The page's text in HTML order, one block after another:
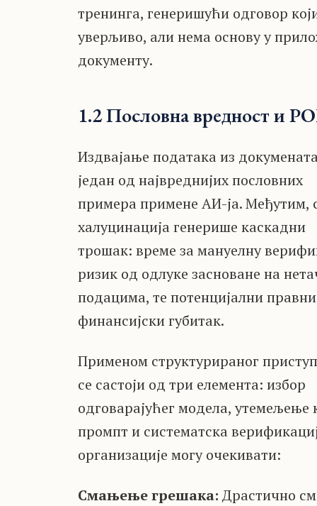
тренинга, генеришући одговор
уверљиво, али нема основу у
документу.
1.2 Пословна вредност и
Издвајање података из
један од највреднијих пословних
примера примене АИ-ја. Међутим,
халуцинација генерише каскадни
трошак: време за мануелну
ризик од одлуке засноване на
подацима, те потенцијални
финансијски губитак.
Применом структурираног
се састоји од три елемента: избор
одговарајућег модела, утемељење
промпт и систематска
организације могу очекивати:
Смањење грешака:Драстично